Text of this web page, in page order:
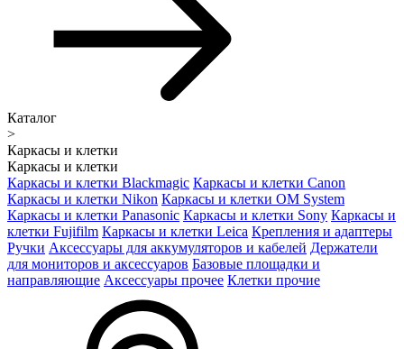
Каталог
>
Каркасы и клетки
Каркасы и клетки
Каркасы и клетки Blackmagic Каркасы и клетки Canon
Каркасы и клетки Nikon Каркасы и клетки OM System
Каркасы и клетки Panasonic Каркасы и клетки Sony Каркасы и
клетки Fujifilm Каркасы и клетки Leica Крепления и адаптеры
Ручки Аксессуары для аккумуляторов и кабелей Держатели
для мониторов и аксессуаров Базовые площадки и
направляющие Аксессуары прочее Клетки прочие